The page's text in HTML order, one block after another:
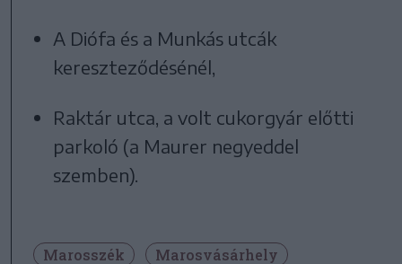
A Diófa és a Munkás utcák
kereszteződésénél,
Raktár utca, a volt cukorgyár előtti
parkoló (a Maurer negyeddel
szemben).
Marosszék Marosvásárhely